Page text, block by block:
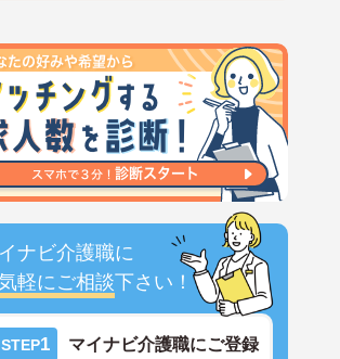
ナビ介護職に
軽にご相談下さい！
STEP1 マイナビ介護職にご登録